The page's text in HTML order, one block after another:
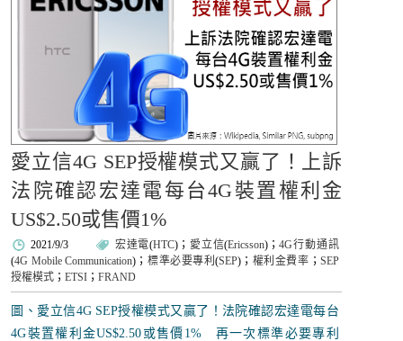
愛立信4G SEP授權模式又贏了！上訴
法院確認宏達電每台4G裝置權利金
US$2.50或售價1%
2021/9/3 宏達電(HTC)； 愛立信(Ericsson)；4G行動通訊
(4G Mobile Communication)； 標準必要專利(SEP)； 權利金費率 ； SEP
授權模式 ；ETSI ；FRAND
圖、愛立信4G SEP授權模式又贏了！法院確認宏達電每台
4G裝置權利金US$2.50或售價1% 再一次標準必要專利